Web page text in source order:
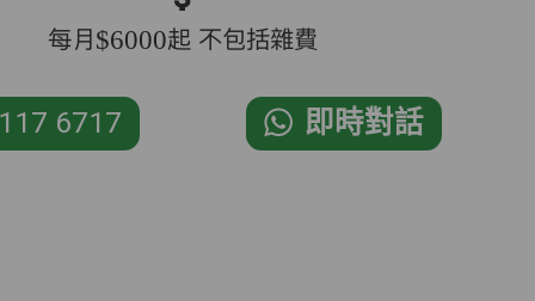
每月$6000起 不包括雜費
6717 即時對話